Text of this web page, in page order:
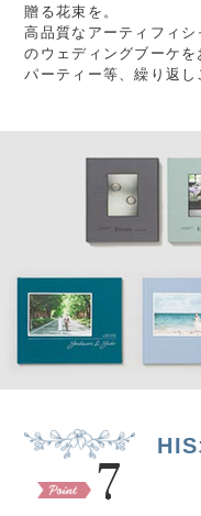
贈る花束を。
高品質なアーティフィ
のウェディングブーケ
パーティー等、繰り返し
7